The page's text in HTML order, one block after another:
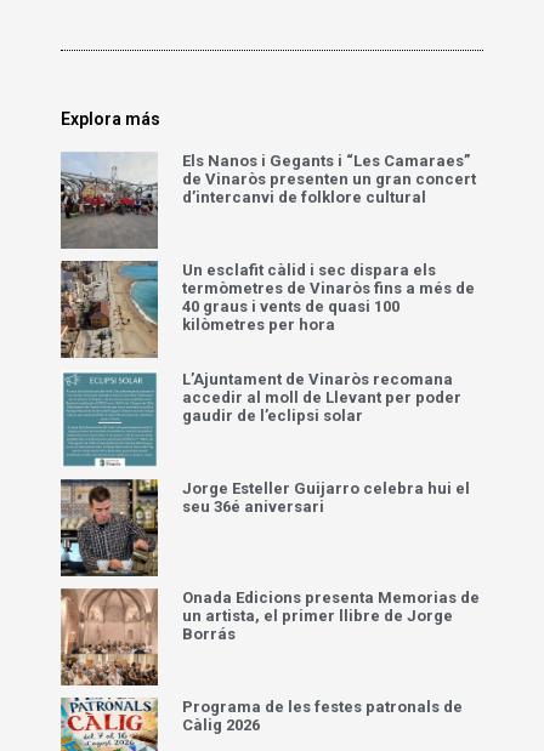
Explora más
Els Nanos i Gegants i “Les Camaraes”
de Vinaròs presenten un gran concert
d’intercanvi de folklore cultural
Un esclafit càlid i sec dispara els
termòmetres de Vinaròs fins a més de
40 graus i vents de quasi 100
kilòmetres per hora
L’Ajuntament de Vinaròs recomana
accedir al moll de Llevant per poder
gaudir de l’eclipsi solar
Jorge Esteller Guijarro celebra hui el
seu 36é aniversari
Onada Edicions presenta Memorias de
un artista, el primer llibre de Jorge
Borrás
Programa de les festes patronals de
Càlig 2026